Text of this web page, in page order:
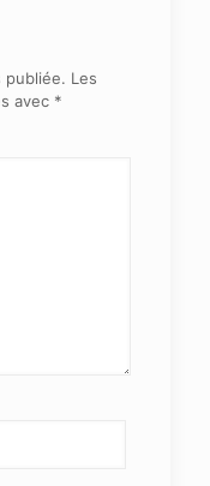
publiée. Les
avec *